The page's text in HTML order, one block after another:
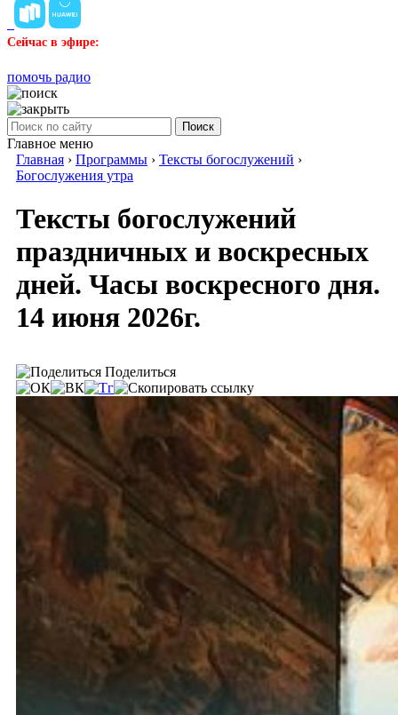
Сейчас в эфире:
помочь радио
Поиск
Главное меню
Главная › Программы › Тексты богослужений ›
Богослужения утра
Тексты богослужений
праздничных и воскресных
дней. Часы воскресного дня.
14 июня 2026г.
Поделиться